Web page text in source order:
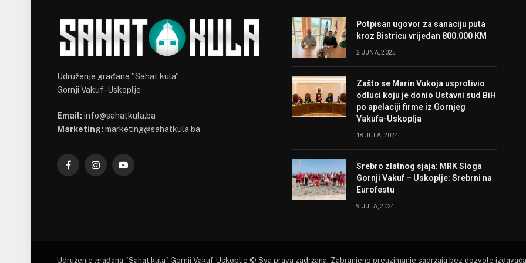
Udruženje građana "Sahat kula"
Gornji Vakuf-Uskoplje
Email: info@sahatkula.ba
Marketing: marketing@sahatkula.ba
FacebookInstagramYouTube
Potpisan ugovor za sanaciju puta
kroz Bistricu vrijedan 800.000 KM
2 JUNA, 2025
Zašto se Marin Vukoja usprotivio
odluci koju je donio Ustavni sud BiH
po apelaciji firme iz Gornjeg
Vakufa-Uskoplja
18 JULA, 2024
Srebro zlatnog sjaja: MRK Sloga
Gornji Vakuf – Uskoplje: Srebrni na
Eurofestu
9 JULA, 2024
Udruženje građana "Sahat kula" Gornji Vakuf-Uskoplje © Sva prava zadržana. Zabranjeno preuzimanje sadržaja bez dozvole